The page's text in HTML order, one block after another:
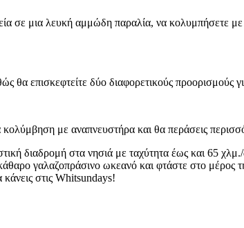
σε μια λευκή αμμώδη παραλία, να κολυμπήσετε
θα επισκεφτείτε δύο διαφορετικούς
κολύμβηση με αναπνευστήρα και θα περάσεις
διαδρομή στα νησιά με ταχύτητα έως και 65
γαλαζοπράσινο ωκεανό και φτάστε στο μέρος
στις Whitsundays!